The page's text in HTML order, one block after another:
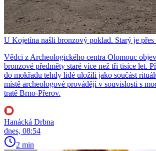
U Kojetína našli bronzový poklad. Starý je přes
Vědci z Archeologického centra Olomouc
bronzové předměty staré více než tři tisíce let.
do mokřadu tehdy lidé uložili jako součást
místě archeologové provádějí v souvislosti s
tratě Brno-Přerov.
Hanácká Drbna
dnes, 08:54
2 min